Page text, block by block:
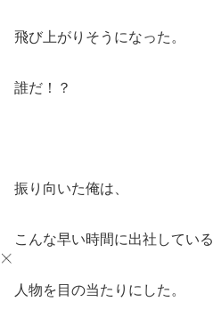
飛び上がりそうになった。
誰だ！？
振り向いた俺は、
こんな早い時間に出社している
人物を目の当たりにした。